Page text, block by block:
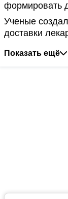
формировать
Ученые
доставки
Показать ещё